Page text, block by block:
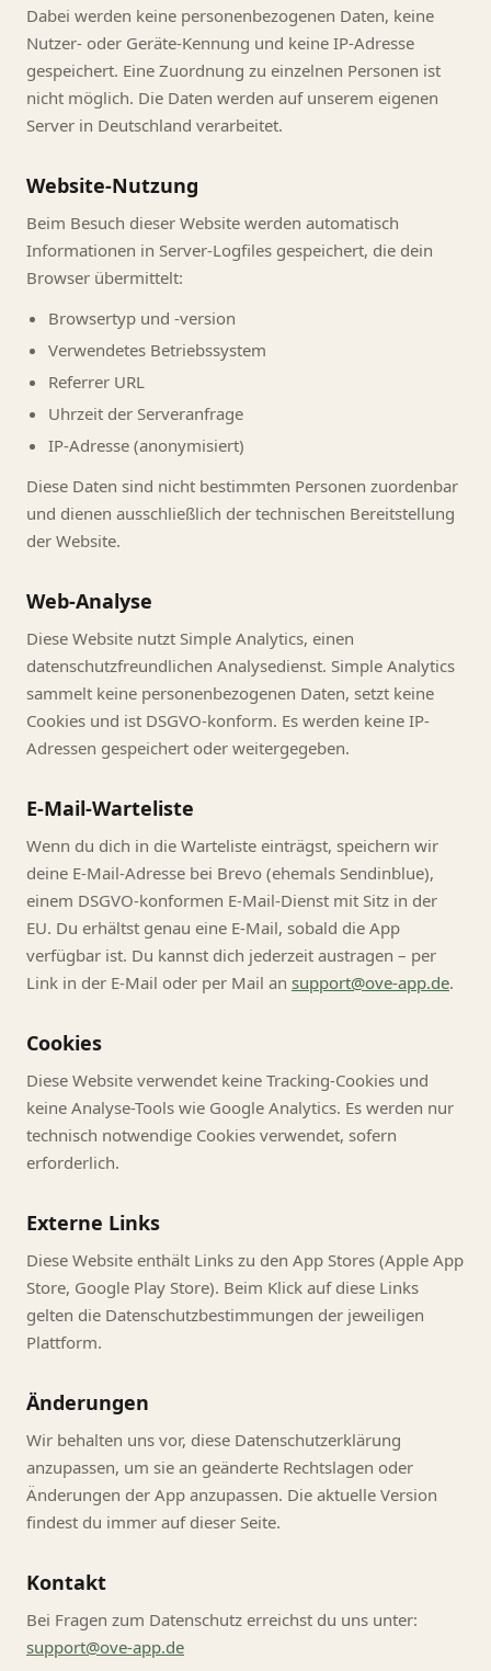
Dabei werden keine personenbezogenen Daten, keine
Nutzer- oder Geräte-Kennung und keine IP-Adresse
gespeichert. Eine Zuordnung zu einzelnen Personen ist
nicht möglich. Die Daten werden auf unserem eigenen
Server in Deutschland verarbeitet.
Website-Nutzung
Beim Besuch dieser Website werden automatisch
Informationen in Server-Logfiles gespeichert, die dein
Browser übermittelt:
Browsertyp und -version
Verwendetes Betriebssystem
Referrer URL
Uhrzeit der Serveranfrage
IP-Adresse (anonymisiert)
Diese Daten sind nicht bestimmten Personen zuordenbar
und dienen ausschließlich der technischen Bereitstellung
der Website.
Web-Analyse
Diese Website nutzt Simple Analytics, einen
datenschutzfreundlichen Analysedienst. Simple Analytics
sammelt keine personenbezogenen Daten, setzt keine
Cookies und ist DSGVO-konform. Es werden keine IP-
Adressen gespeichert oder weitergegeben.
E-Mail-Warteliste
Wenn du dich in die Warteliste einträgst, speichern wir
deine E-Mail-Adresse bei Brevo (ehemals Sendinblue),
einem DSGVO-konformen E-Mail-Dienst mit Sitz in der
EU. Du erhältst genau eine E-Mail, sobald die App
verfügbar ist. Du kannst dich jederzeit austragen – per
Link in der E-Mail oder per Mail an support@ove-app.de.
Cookies
Diese Website verwendet keine Tracking-Cookies und
keine Analyse-Tools wie Google Analytics. Es werden nur
technisch notwendige Cookies verwendet, sofern
erforderlich.
Externe Links
Diese Website enthält Links zu den App Stores (Apple App
Store, Google Play Store). Beim Klick auf diese Links
gelten die Datenschutzbestimmungen der jeweiligen
Plattform.
Änderungen
Wir behalten uns vor, diese Datenschutzerklärung
anzupassen, um sie an geänderte Rechtslagen oder
Änderungen der App anzupassen. Die aktuelle Version
findest du immer auf dieser Seite.
Kontakt
Bei Fragen zum Datenschutz erreichst du uns unter:
support@ove-app.de